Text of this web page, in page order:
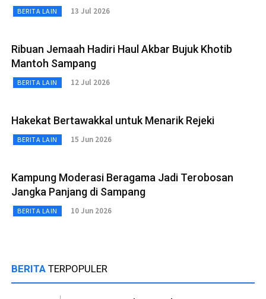
BERITA LAIN 13 Jul 2026
Ribuan Jemaah Hadiri Haul Akbar Bujuk Khotib
Mantoh Sampang
BERITA LAIN 12 Jul 2026
Hakekat Bertawakkal untuk Menarik Rejeki
BERITA LAIN 15 Jun 2026
Kampung Moderasi Beragama Jadi Terobosan
Jangka Panjang di Sampang
BERITA LAIN 10 Jun 2026
BERITA TERPOPULER